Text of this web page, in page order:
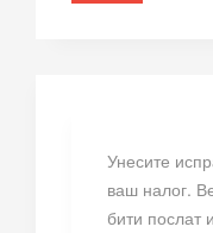
Унесите
ваш налог.
бити послат